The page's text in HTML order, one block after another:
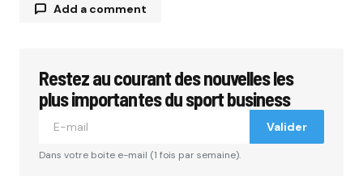
Add a comment
Votre adresse e-mail ne sera pas publiée.Les
champs obligatoires sont indiqués avec*
Restez au courant des nouvelles les
plus importantes du sport business
Valider
Dans votre boite e-mail (1 fois par semaine).